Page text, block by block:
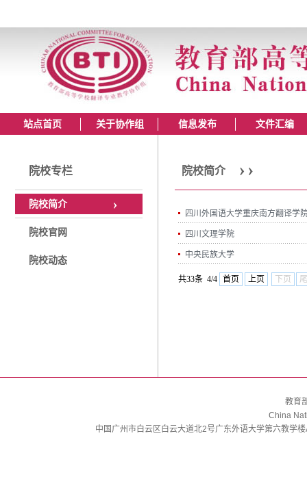
站点首页 关于协作组 信息发布 文件汇编
院校专栏
院校简介
院校官网
院校动态
院校简介
四川外国语大学重庆南方翻译学
四川文理学院
中央民族大学
共33条 4/4 首页 上页 下页
教育
China
中国广州市白云区白云大道北2号广东外语大学第六教